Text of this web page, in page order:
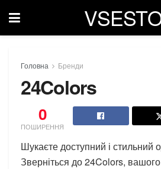
Головна Бренди
24Colors
0
ПОШИРЕННЯ
Шукаєте доступний і стильний
Зверніться до 24Colors,